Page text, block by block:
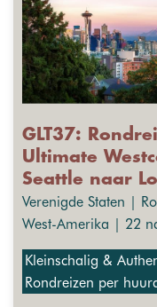
GLT37:
Ultimate
Seattle naar
Verenigde Staten |
West-Amerika | 22
Kleinschalig &
Rondreizen per